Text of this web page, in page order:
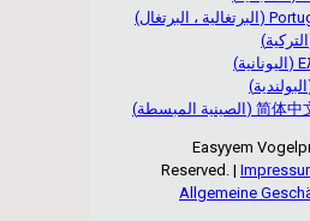
(البرتغالية ، البرتغال)
التركية)
(اليونانية)
البولندية)
简体中
(الصينية المبسطة)
© 2022 Easyyem
Reserved. |
Allgemeine